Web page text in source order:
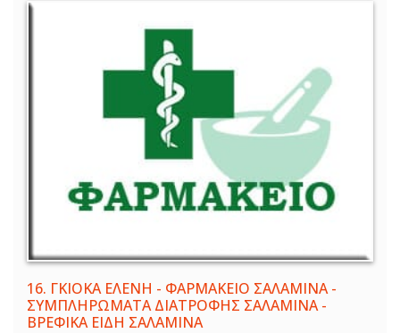
16. ΓΚΙΟΚΑ ΕΛΕΝΗ - ΦΑΡΜΑΚΕΙΟ ΣΑΛΑΜΙΝΑ -
ΣΥΜΠΛΗΡΩΜΑΤΑ ΔΙΑΤΡΟΦΗΣ ΣΑΛΑΜΙΝΑ -
ΒΡΕΦΙΚΑ ΕΙΔΗ ΣΑΛΑΜΙΝΑ